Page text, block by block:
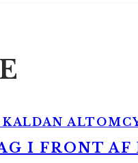
I FRONT